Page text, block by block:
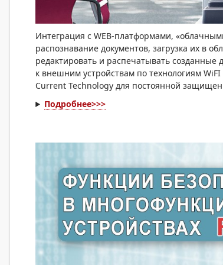
Интеграция с WEB-платформами,
распознавание документов, загрузка их в
редактировать и распечатывать
к внешним устройствам по технологиям
Current Technology для постоянной
Подробнее>>>